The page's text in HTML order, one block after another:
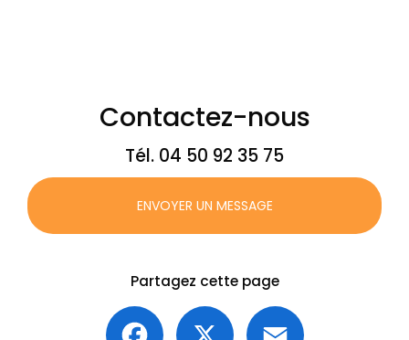
Contactez-nous
Tél. 04 50 92 35 75
ENVOYER UN MESSAGE
Partagez cette page
Facebook